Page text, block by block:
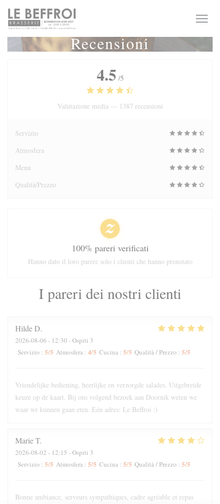
Personalizzazione delle tue scelte sui cookie
Recensioni
I pareri dei nostri clienti
HildeD
2026-08-06 - 12:30 - Ospiti 3
Servizio : 5/5 Atmosfera : 4/5 Cucina : 5/5 Qualità / Prezzo : 5/5
Vriendelijke bediening, heerlijke en verzorgde salades. Uitgebreide
keuze op de kaart. Bij ons volgend bezoek aan Doornik weten we
waar wr kunnen gaan eten. Eén adres: Le Beffroi :)
MarieT
2026-08-02 - 12:15 - Ospiti 3
Servizio : 5/5 Atmosfera : 5/5 Cucina : 5/5 Qualità / Prezzo : 5/5
Bonne ambiance, serveurs sympathiques, cadre agréable et repas
4.5 /5
Valutazione media — 1387 recensioni
Servizio
Atmosfera
Menu
Qualità/Prezzo
100% pareri verificati
Hanno dato il loro parere solo i clienti che hanno prenotato